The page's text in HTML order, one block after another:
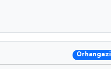
Orhangazi